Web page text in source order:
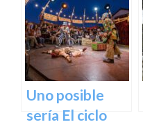
en la Ciudad de
Murcia
Uno posible
sería El ciclo